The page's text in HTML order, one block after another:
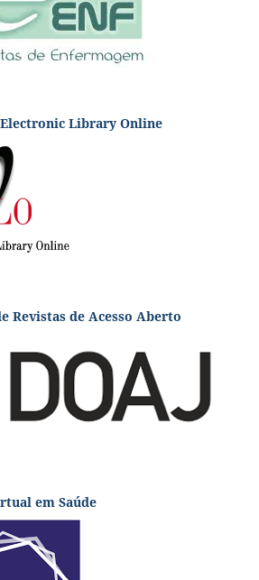
Library Online
Revistas de Acesso Aberto
em Saúde